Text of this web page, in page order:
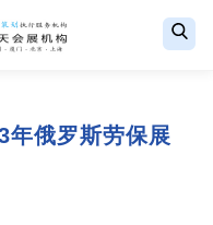
年俄罗斯劳保展